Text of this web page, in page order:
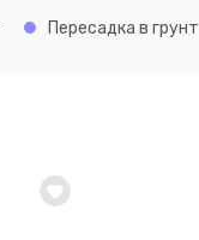
Пересадка в грунт